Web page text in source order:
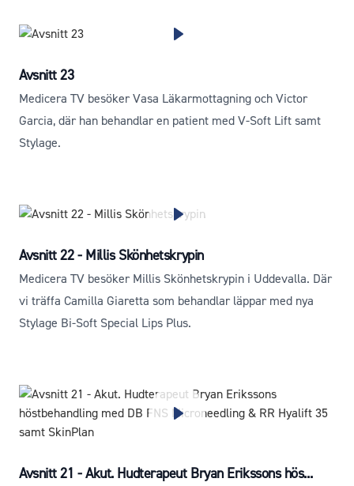
Avsnitt 23
Medicera TV besöker Vasa Läkarmottagning och Victor
Garcia, där han behandlar en patient med V-Soft Lift samt
Stylage.
Avsnitt 22 - Millis Skönhetskrypin
Medicera TV besöker Millis Skönhetskrypin i Uddevalla. Där
vi träffa Camilla Giaretta som behandlar läppar med nya
Stylage Bi-Soft Special Lips Plus.
Avsnitt 21 - Akut. Hudterapeut Bryan Erikssons hös...